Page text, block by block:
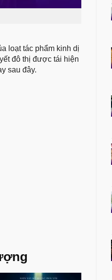
loạt tác phẩm kinh dị
đô thị được tái hiện
sau đây.